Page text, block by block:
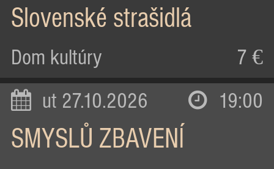
Slovenské strašidlá
Dom kultúry 7 €
ut 27.10.2026 19:00
SMYSLŮ ZBAVENÍ